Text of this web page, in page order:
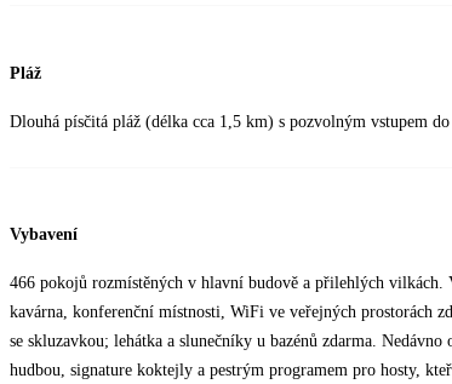
Pláž
Dlouhá písčitá pláž (délka cca 1,5 km) s pozvolným vstupem
Vybavení
466 pokojů rozmístěných v hlavní budově a přilehlých vilkách.
kavárna, konferenční místnosti, WiFi ve veřejných prostorách
se skluzavkou; lehátka a slunečníky u bazénů zdarma.
hudbou, signature koktejly a pestrým programem pro hosty,